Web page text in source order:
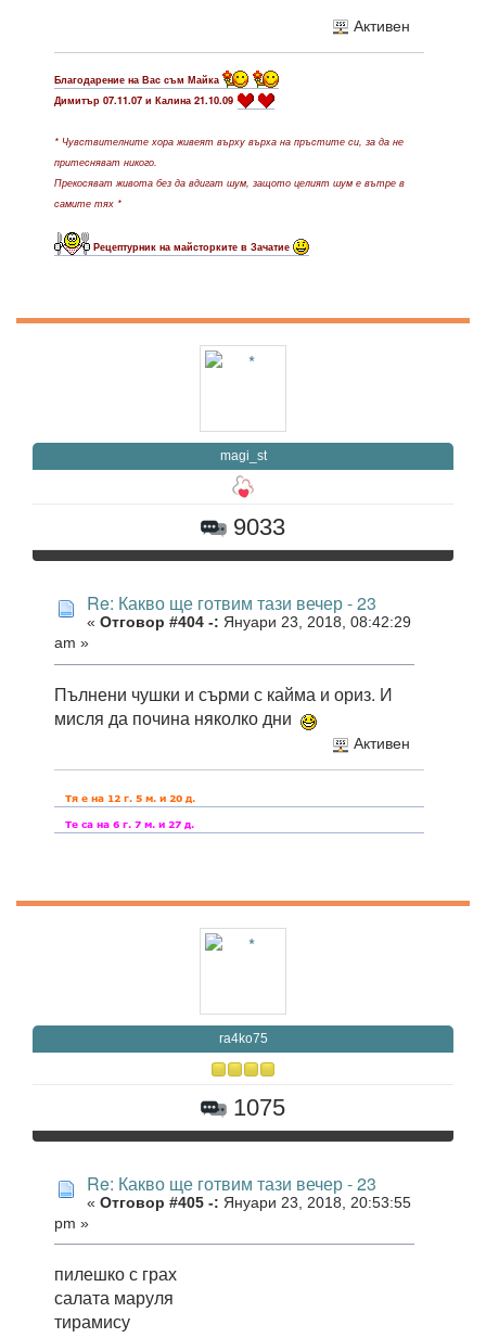
Активен
Благодарение на Вас съм Майка
Димитър 07.11.07 и Калина 21.10.09
* Чувствителните хора живеят върху върха на пръстите си, за да не
притесняват никого.
Прекосяват живота без да вдигат шум, защото целият шум е вътре в
самите тях *
Рецептурник на майсторките в Зачатие
magi_st
9033
Re: Какво ще готвим тази вечер - 23
« Отговор #404 -: Януари 23, 2018, 08:42:29
am »
Пълнени чушки и сърми с кайма и ориз. И
мисля да почина няколко дни
Активен
ra4ko75
1075
Re: Какво ще готвим тази вечер - 23
« Отговор #405 -: Януари 23, 2018, 20:53:55
pm »
пилешко с грах
салата маруля
тирамису